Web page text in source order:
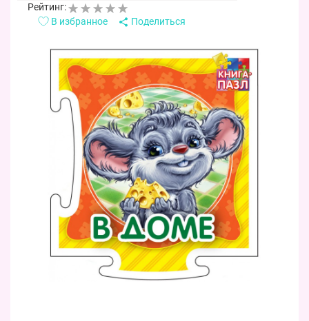
Рейтинг:
В избранное
Поделиться